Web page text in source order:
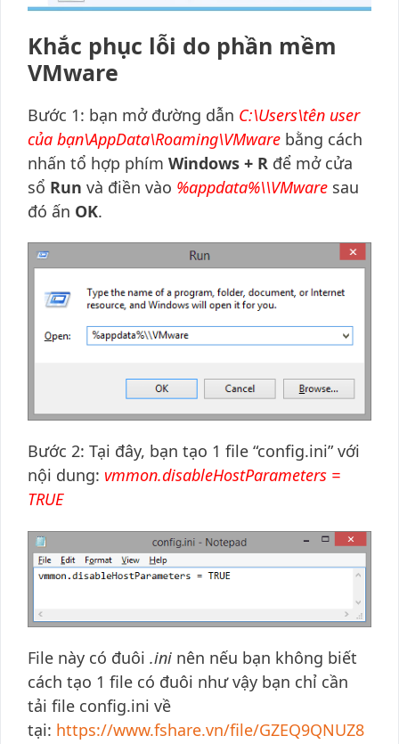
Khắc phục lỗi do phần mềm
VMware
Bước 1: bạn mở đường dẫn C:\Users\tên user
của bạn\AppData\Roaming\VMware bằng cách
nhấn tổ hợp phím Windows + R để mở cửa
sổ Run và điền vào %appdata%\\VMware sau
đó ấn OK.
Bước 2: Tại đây, bạn tạo 1 file “config.ini” với
nội dung: vmmon.disableHostParameters =
TRUE
File này có đuôi .ini nên nếu bạn không biết
cách tạo 1 file có đuôi như vậy bạn chỉ cần
tải file config.ini về
tại: https://www.fshare.vn/file/GZEQ9QNUZ8